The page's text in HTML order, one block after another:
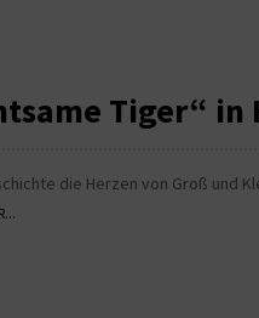
Tiger“ in
die Herzen von Groß und